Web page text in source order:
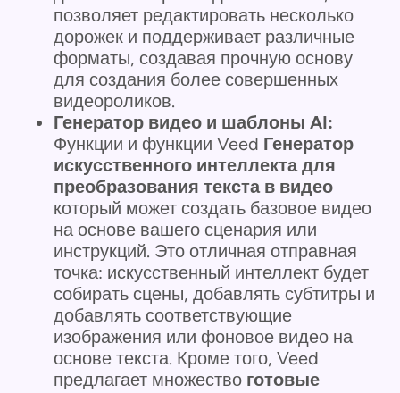
позволяет редактировать несколько
дорожек и поддерживает различные
форматы, создавая прочную основу
для создания более совершенных
видеороликов.
Генератор видео и шаблоны AI:
Функции и функции Veed Генератор
искусственного интеллекта для
преобразования текста в видео
который может создать базовое видео
на основе вашего сценария или
инструкций. Это отличная отправная
точка: искусственный интеллект будет
собирать сцены, добавлять субтитры и
добавлять соответствующие
изображения или фоновое видео на
основе текста. Кроме того, Veed
предлагает множество готовые